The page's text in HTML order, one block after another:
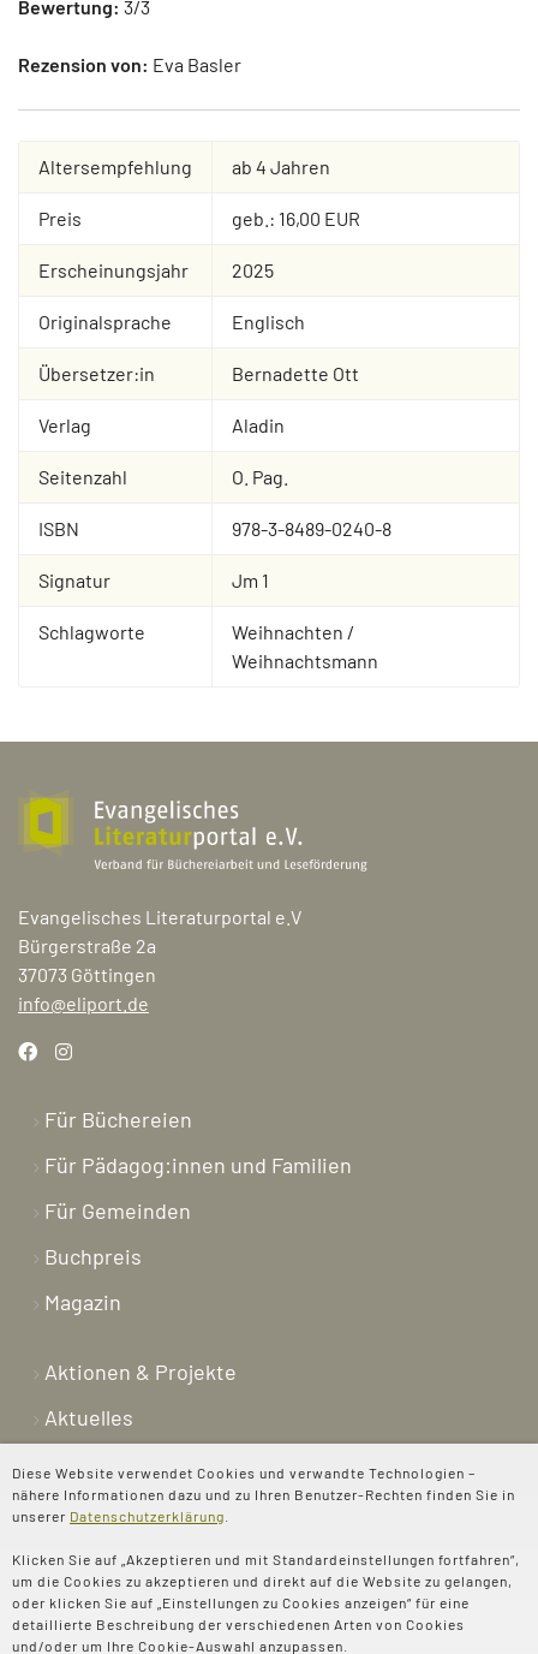
Diese Website verwendet Cookies und verwandte Technologien –
nähere Informationen dazu und zu Ihren Benutzer-Rechten finden Sie in
unserer Datenschutzerklärung
Klicken Sie auf „Akzeptieren und mit Standardeinstellungen fortfahren“,
um die Cookies zu akzeptieren und direkt auf die Website zu gelangen,
oder klicken Sie auf „Einstellungen zu Cookies anzeigen“ für eine
detaillierte Beschreibung der verschiedenen Arten von Cookies
und/oder um Ihre Cookie-Auswahl anzupassen.
Bewertung: 3/3
Rezension von: Eva Basler
Altersempfehlung ab 4 Jahren
Preis geb.: 16,00 EUR
Erscheinungsjahr 2025
Originalsprache Englisch
Übersetzer:in Bernadette Ott
Verlag Aladin
Seitenzahl O. Pag.
ISBN 978-3-8489-0240-8
Signatur Jm 1
Schlagworte
Weihnachten /
Weihnachtsmann
Evangelisches Literaturportal e.V
Bürgerstraße 2a
37073 Göttingen
info@eliport.de
Für Büchereien
Für Pädagog:innen und Familien
Für Gemeinden
Buchpreis
Magazin
Aktionen & Projekte
Aktuelles
Newsletter
Shop
Kontakt
Über uns
Spenden